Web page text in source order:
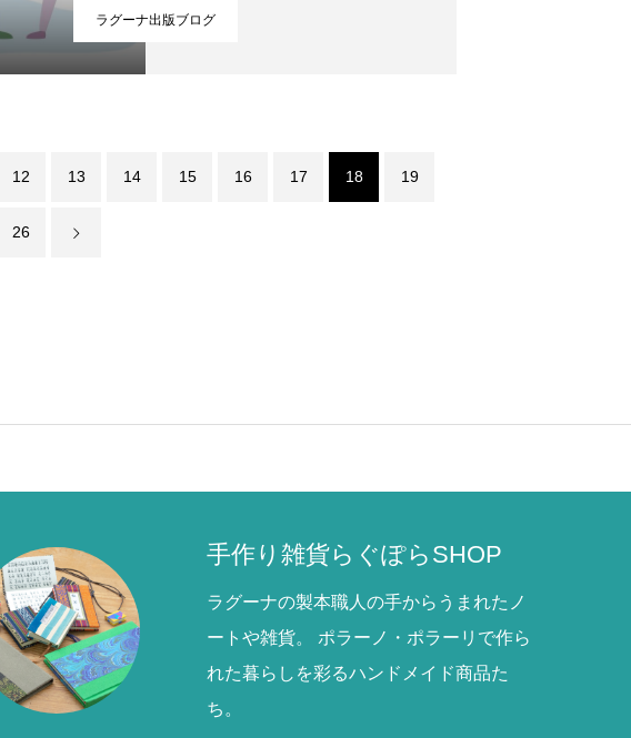
ラグーナ出版ブログ
12 13 14 15 16 17 18 19
26
手作り雑貨らぐぽらSHOP
ラグーナの製本職人の手からうまれたノ
ートや雑貨。 ポラーノ・ポラーリで作ら
れた暮らしを彩るハンドメイド商品た
ち。